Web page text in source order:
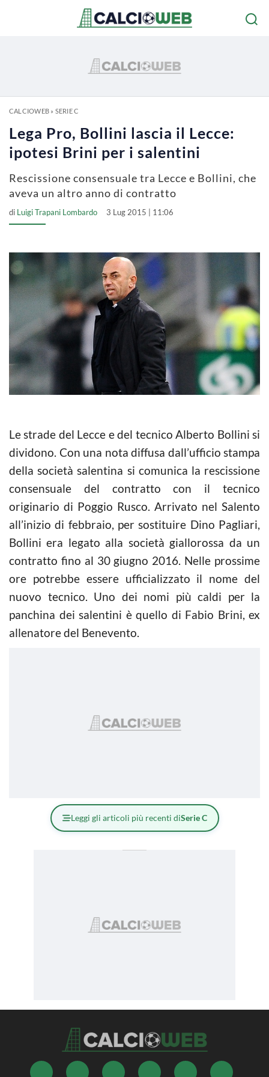
CALCIOWEB» SERIE C
Lega Pro, Bollini lascia il Lecce:
ipotesi Brini per i salentini
Rescissione consensuale tra Lecce e Bollini, che
aveva un altro anno di contratto
di Luigi Trapani Lombardo 3 Lug 2015 | 11:06
Le strade del Lecce e del tecnico Alberto Bollini si
dividono. Con una nota diffusa dall’ufficio stampa
della società salentina si comunica la rescissione
consensuale del contratto con il tecnico
originario di Poggio Rusco. Arrivato nel Salento
all’inizio di febbraio, per sostituire Dino Pagliari,
Bollini era legato alla società giallorossa da un
contratto fino al 30 giugno 2016. Nelle prossime
ore potrebbe essere ufficializzato il nome del
nuovo tecnico. Uno dei nomi più caldi per la
panchina dei salentini è quello di Fabio Brini, ex
allenatore del Benevento.
Leggi gli articoli più recenti diSerie C